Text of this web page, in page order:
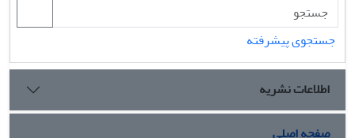
جستجوی پیشرفته
اطلاعات نشریه
صفحه اصلی